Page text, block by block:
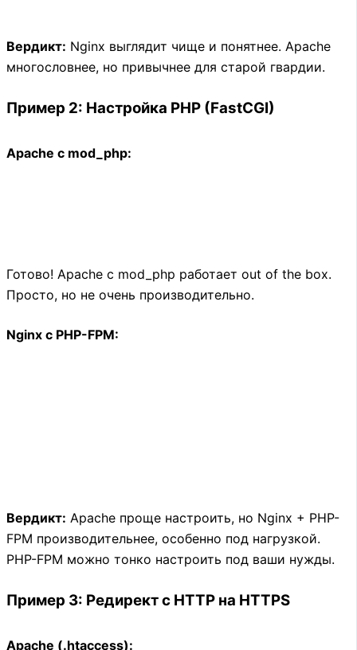
Вердикт: Nginx выглядит чище и понятнее. Apache
многословнее, но привычнее для старой гвардии.
Пример 2: Настройка PHP (FastCGI)
Apache с mod_php:
Готово! Apache с mod_php работает out of the box.
Просто, но не очень производительно.
Nginx с PHP-FPM:
Вердикт: Apache проще настроить, но Nginx + PHP-
FPM производительнее, особенно под нагрузкой.
PHP-FPM можно тонко настроить под ваши нужды.
Пример 3: Редирект с HTTP на HTTPS
Apache (.htaccess):